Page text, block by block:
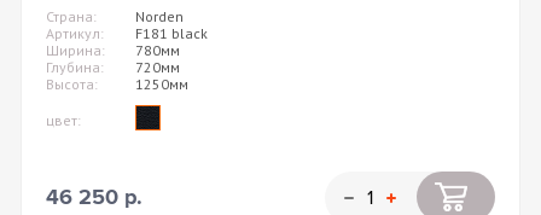
Страна:
Norden
Артикул:
F181 black
Ширина:
780мм
Глубина:
720мм
Высота:
1250мм
цвет:
46 250 р.